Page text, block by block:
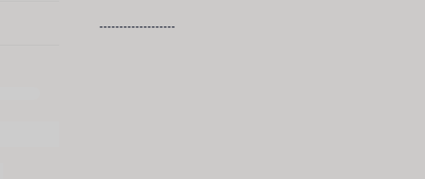
-------------------